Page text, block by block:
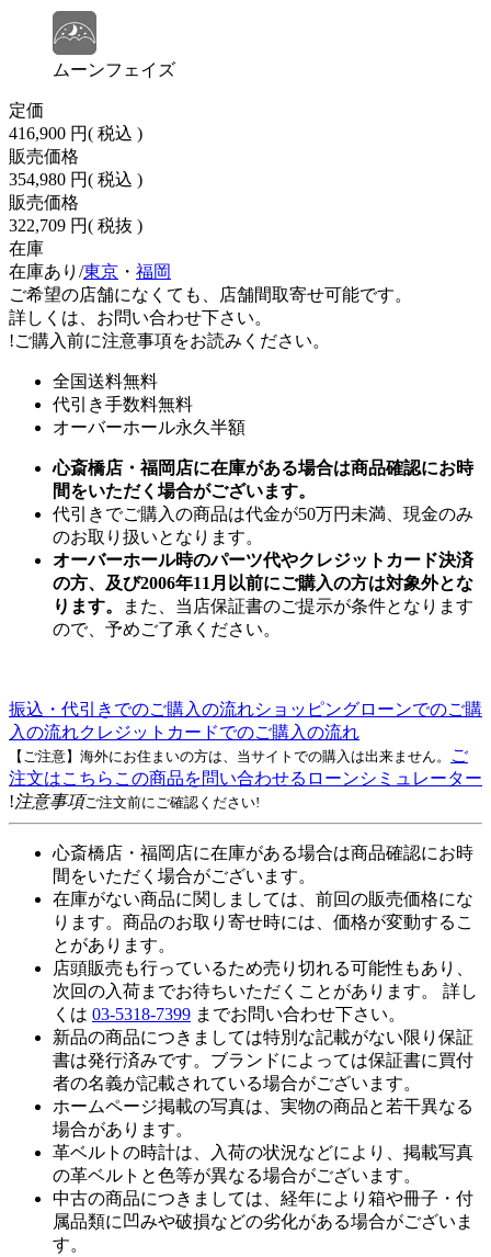
ムーンフェイズ
定価
416,900 円( 税込 )
販売価格
354,980 円( 税込 )
販売価格
322,709 円( 税抜 )
在庫
在庫あり/東京 ・ 福岡
ご希望の店舗になくても、店舗間取寄せ可能です。
詳しくは、お問い合わせ下さい。
!ご購入前に注意事項をお読みください。
全国送料無料
代引き手数料無料
オーバーホール永久半額
心斎橋店・福岡店に在庫がある場合は商品確認にお時
間をいただく場合がございます。
代引きでご購入の商品は代金が50万円未満、現金のみ
のお取り扱いとなります。
オーバーホール時のパーツ代やクレジットカード決済
の方、及び2006年11月以前にご購入の方は対象外とな
ります。
また、当店保証書のご提示が条件となります
ので、予めご了承ください。
振込・代引きでのご購入の流れショッピングローンでのご購
入の流れクレジットカードでのご購入の流れ
【ご注意】海外にお住まいの方は、当サイトでの購入は出来ません。
ご
注文はこちら この商品を問い合わせる ローンシミュレーター
!注意事項ご注文前にご確認ください!
心斎橋店・福岡店に在庫がある場合は商品確認にお時
間をいただく場合がございます。
在庫がない商品に関しましては、前回の販売価格にな
ります。商品のお取り寄せ時には、価格が変動するこ
とがあります。
店頭販売も行っているため売り切れる可能性もあり、
次回の入荷までお待ちいただくことがあります。 詳し
くは 03-5318-7399 までお問い合わせ下さい。
新品の商品につきましては特別な記載がない限り保証
書は発行済みです。ブランドによっては保証書に買付
者の名義が記載されている場合がございます。
ホームページ掲載の写真は、実物の商品と若干異なる
場合があります。
革ベルトの時計は、入荷の状況などにより、掲載写真
の革ベルトと色等が異なる場合がございます。
中古の商品につきましては、経年により箱や冊子・付
属品類に凹みや破損などの劣化がある場合がございま
す。